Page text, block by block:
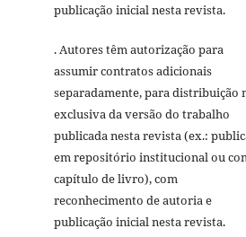
publicação inicial nesta revista.
. Autores têm autorização para
assumir contratos adicionais
separadamente, para distribuição
exclusiva da versão do trabalho
publicada nesta revista (ex.:
em repositório institucional ou
capítulo de livro), com
reconhecimento de autoria e
publicação inicial nesta revista.